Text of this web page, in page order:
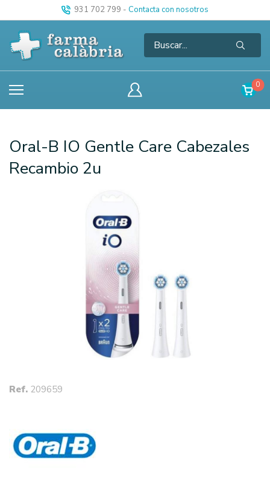
931 702 799 - Contacta con nosotros
0
Oral-B IO Gentle Care Cabezales
Recambio 2u
Ref. 209659